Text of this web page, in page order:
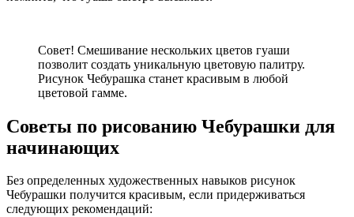
Совет! Смешивание нескольких цветов гуаши
позволит создать уникальную цветовую палитру.
Рисунок Чебурашка станет красивым в любой
цветовой гамме.
Советы по рисованию Чебурашки для
начинающих
Без определенных художественных навыков рисунок
Чебурашки получится красивым, если придерживаться
следующих рекомендаций: